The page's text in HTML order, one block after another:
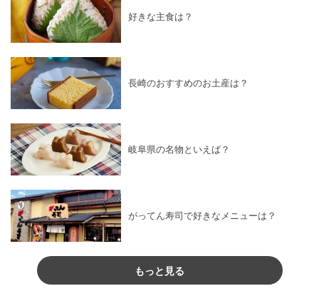
好きな主食は？
長崎のおすすめのお土産は？
岐阜県の名物といえば？
がってん寿司で好きなメニューは？
もっと見る